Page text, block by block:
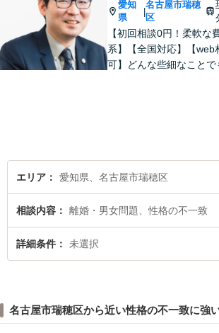
愛知
県
|
名古屋市瑞穂
区
【初回相談0円！柔軟な
系】【全国対応】【web
可】どんな些細なことで
エリア 愛知県、名古屋市瑞穂区
相談内容 離婚・男女問題、性格の不一致
詳細条件 未選択
名古屋市瑞穂区から近い性格の不一致に強